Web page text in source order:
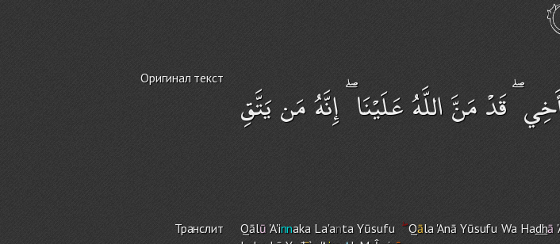
Оригинал текст
قَدْ مَنَّ اللَّهُ عَلَيْنَا ۖ إِنَّهُ مَن يَتَّقِ
Транслит Qālū'A'innaka La'anta Yūsufu Qāla 'Anā Yūsufu Wa Hadhā